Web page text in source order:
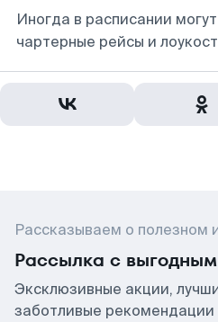
Иногда в расписании
чартерные рейсы и
Рассказываем о полезном
Рассылка с
Эксклюзивные акции,
заботливые рекомендации